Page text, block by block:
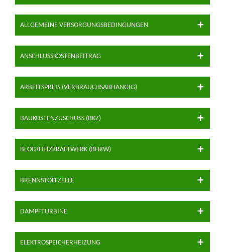
ALLGEMEINE VERSORGUNGSBEDINGUNGEN
ANSCHLUSSKOSTENBEITRAG
ARBEITSPREIS (VERBRAUCHSABHÄNGIG)
BAUKOSTENZUSCHUSS (BKZ)
BLOCKHEIZKRAFTWERK (BHKW)
BRENNSTOFFZELLE
DAMPFTURBINE
ELEKTROSPEICHERHEIZUNG